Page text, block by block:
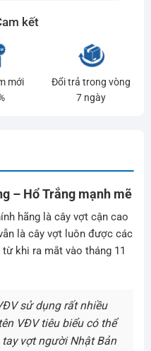
kết
mới
Đổi trả trong vòng
7 ngày
– Hổ Trắng mạnh mẽ
hãng là cây vợt cận cao
là cây vợt luôn được các
khi ra mắt vào tháng 11
sử dụng rất nhiều
VĐV tiêu biểu có thể
tay vợt người Nhật Bản